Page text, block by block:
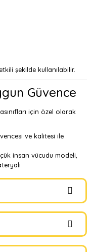
şekilde kullanılabilir.
Güvence
için özel olarak
ve kalitesi ile
yapın!